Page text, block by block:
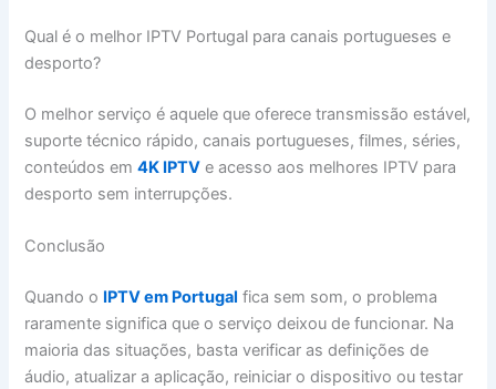
Qual é o melhor IPTV Portugal para canais portugueses e
desporto?
O melhor serviço é aquele que oferece transmissão estável,
suporte técnico rápido, canais portugueses, filmes, séries,
conteúdos em4K IPTV e acesso aos melhores IPTV para
desporto sem interrupções.
Conclusão
Quando o IPTV em Portugal fica sem som, o problema
raramente significa que o serviço deixou de funcionar. Na
maioria das situações, basta verificar as definições de
áudio, atualizar a aplicação, reiniciar o dispositivo ou testar